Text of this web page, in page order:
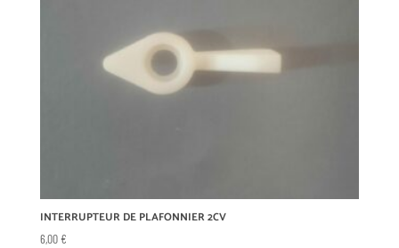
INTERRUPTEUR DE PLAFONNIER 2CV
6,00€